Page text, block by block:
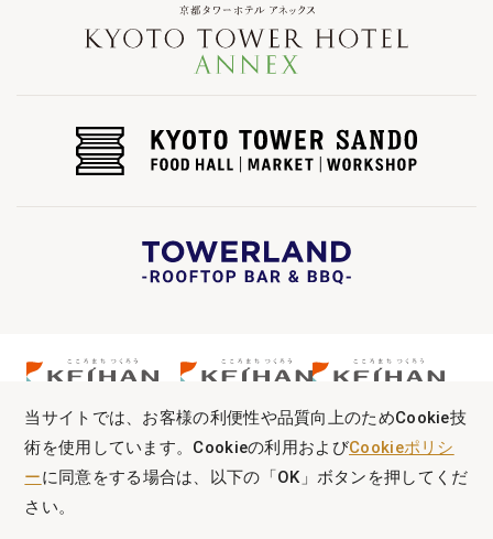
Copyright © KYOTO TOWER HOTEL. All Rights Reserved.
当サイトでは、お客様の利便性や品質向上のためCookie技
術を使用しています。Cookieの利用およびCookieポリシ
ーに同意をする場合は、以下の「OK」ボタンを押してくだ
さい。